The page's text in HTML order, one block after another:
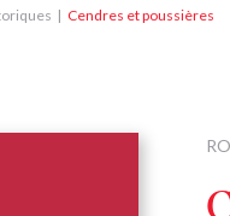
Cendres et poussières